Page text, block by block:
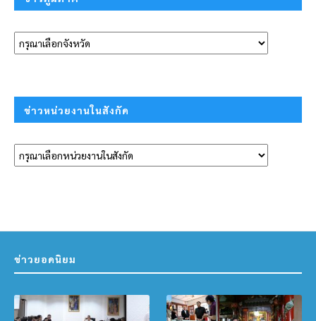
ข่าวหน่วยงานในสังกัด
ข่าวยอดนิยม